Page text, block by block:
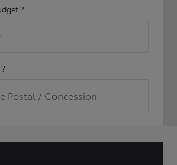
?
Postal / Concession